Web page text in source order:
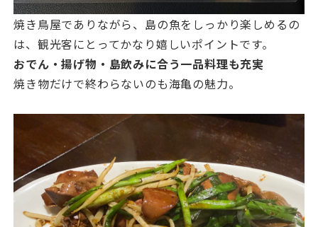
焼き鳥屋でありながら、島の魚をしっかり楽しめるの
は、観光客にとってかなり嬉しいポイントです。
おでん・揚げ物・島飲みに合う一品料理も充実
焼き物だけで終わらないのも海亀の魅力。